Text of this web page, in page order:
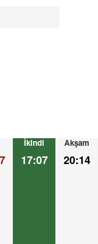
İkindi
17:07
Akşam
20:14